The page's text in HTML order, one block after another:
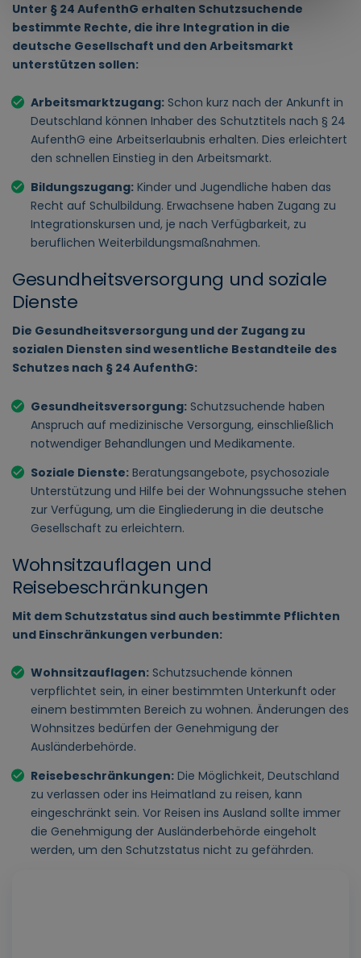
Unter § 24 AufenthG erhalten Schutzsuchende
bestimmte Rechte, die ihre Integration in die
deutsche Gesellschaft und den Arbeitsmarkt
unterstützen sollen:
Arbeitsmarktzugang: Schon kurz nach der Ankunft in
Deutschland können Inhaber des Schutztitels nach § 24
AufenthG eine Arbeitserlaubnis erhalten. Dies erleichtert
den schnellen Einstieg in den Arbeitsmarkt.
Bildungszugang: Kinder und Jugendliche haben das
Recht auf Schulbildung. Erwachsene haben Zugang zu
Integrationskursen und, je nach Verfügbarkeit, zu
beruflichen Weiterbildungsmaßnahmen.
Gesundheitsversorgung und soziale
Dienste
Die Gesundheitsversorgung und der Zugang zu
sozialen Diensten sind wesentliche Bestandteile des
Schutzes nach § 24 AufenthG:
Gesundheitsversorgung: Schutzsuchende haben
Anspruch auf medizinische Versorgung, einschließlich
notwendiger Behandlungen und Medikamente.
Soziale Dienste: Beratungsangebote, psychosoziale
Unterstützung und Hilfe bei der Wohnungssuche stehen
zur Verfügung, um die Eingliederung in die deutsche
Gesellschaft zu erleichtern.
Wohnsitzauflagen und
Reisebeschränkungen
Mit dem Schutzstatus sind auch bestimmte Pflichten
und Einschränkungen verbunden:
Wohnsitzauflagen: Schutzsuchende können
verpflichtet sein, in einer bestimmten Unterkunft oder
einem bestimmten Bereich zu wohnen. Änderungen des
Wohnsitzes bedürfen der Genehmigung der
Ausländerbehörde.
Reisebeschränkungen: Die Möglichkeit, Deutschland
zu verlassen oder ins Heimatland zu reisen, kann
eingeschränkt sein. Vor Reisen ins Ausland sollte immer
die Genehmigung der Ausländerbehörde eingeholt
werden, um den Schutzstatus nicht zu gefährden.